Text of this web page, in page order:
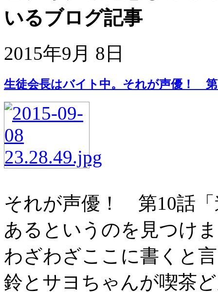
いるブログ記事
2015年9月 8日
生徒会長はバイト中。それが声優！ 第
それが声優！ 第10話「
あるというのを見つけ
わざわざここに書くと
鈴とサヨちゃんが喫茶